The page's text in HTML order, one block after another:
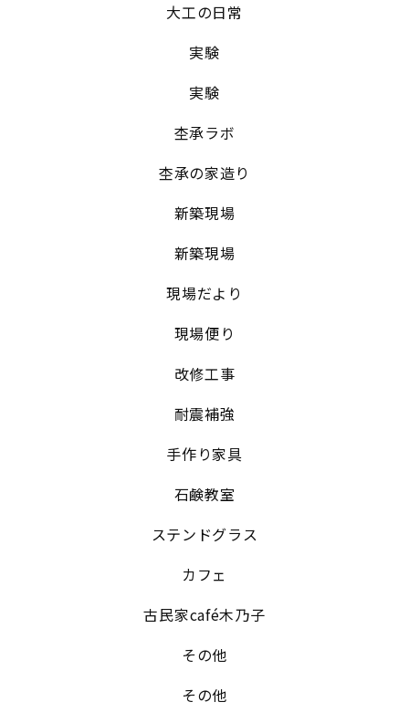
大工の日常
実験
実験
杢承ラボ
杢承の家造り
新築現場
新築現場
現場だより
現場便り
改修工事
耐震補強
手作り家具
石鹸教室
ステンドグラス
カフェ
古民家café木乃子
その他
その他